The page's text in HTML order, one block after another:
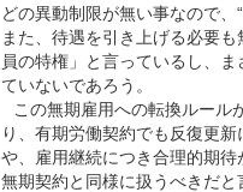
どの異動制限が無い事なので
また、待遇を引き上げる必要も
員の特権」と言っているし、
ていないであろう。
この無期雇用への転換ルール
り、有期労働契約でも反復更
や、雇用継続につき合理的期
無期契約と同様に扱うべきだ